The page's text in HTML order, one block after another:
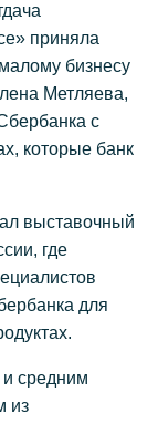
приняла
бизнесу
Метляева,
с
которые банк
выставочный
где
для
средним
из